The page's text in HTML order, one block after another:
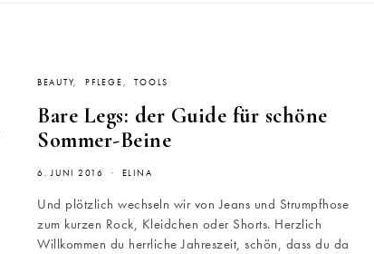
BEAUTY PFLEGE TOOLS
Bare Legs: der Guide für schöne
Sommer-Beine
6. JUNI 2016 ELINA
Und plötzlich wechseln wir von Jeans und Strumpfhose
zum kurzen Rock, Kleidchen oder Shorts. Herzlich
Willkommen du herrliche Jahreszeit, schön, dass du da